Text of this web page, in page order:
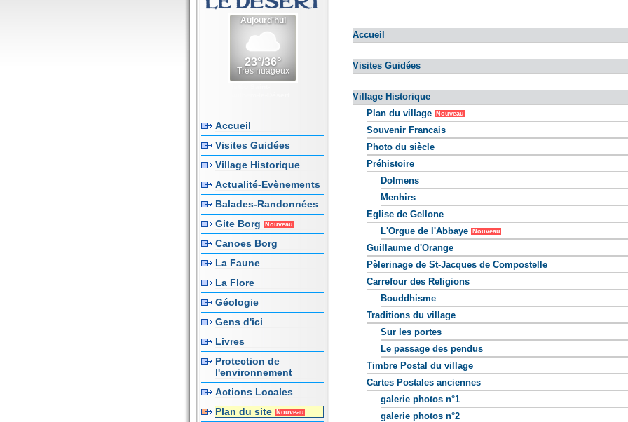
Accueil
Visites Guidées
Village Historique
Actualité-Evènements
Balades-Randonnées
Gite Borg
Nouveau
Canoes Borg
La Faune
La Flore
Géologie
Gens d'ici
Livres
Protection de
l'environnement
Actions Locales
Plan du site
Nouveau
Accueil
Visites Guidées
Village Historique
Plan du village
Nouveau
Souvenir Francais
Photo du siècle
Préhistoire
Dolmens
Menhirs
Eglise de Gellone
L'Orgue de l'Abbaye
Nouveau
Guillaume d'Orange
Pèlerinage de St-Jacques de Compostelle
Carrefour des Religions
Bouddhisme
Traditions du village
Sur les portes
Le passage des pendus
Timbre Postal du village
Cartes Postales anciennes
galerie photos n°1
galerie photos n°2